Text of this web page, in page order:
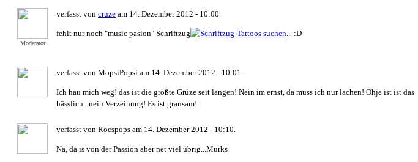
Moderator
verfasst von cruze am 14. Dezember 2012 - 10:00.
fehlt nur noch "music pasion" Schriftzug ... :D
verfasst von MopsiPopsi am 14. Dezember 2012 - 10:01.
Ich hau mich weg! das ist die größte Grüze seit langen! Nein im ernst, da muss ich nur lachen! Ohje ist ist das
hässlich...nein Verzeihung! Es ist grausam!
verfasst von Rocspops am 14. Dezember 2012 - 10:10.
Na, da is von der Passion aber net viel übrig...Murks